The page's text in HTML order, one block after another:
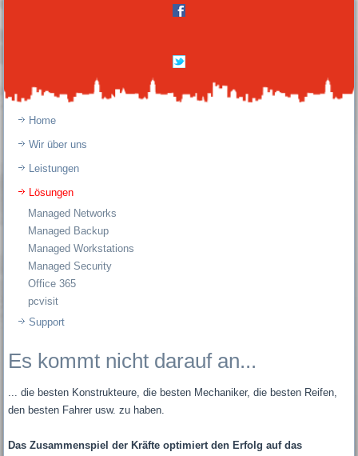
Home
Wir über uns
Leistungen
Lösungen
Managed Networks
Managed Backup
Managed Workstations
Managed Security
Office 365
pcvisit
Support
Es kommt nicht darauf an...
... die besten Konstrukteure, die besten Mechaniker, die besten Reifen,
den besten Fahrer usw. zu haben.
Das Zusammenspiel der Kräfte optimiert den Erfolg auf das